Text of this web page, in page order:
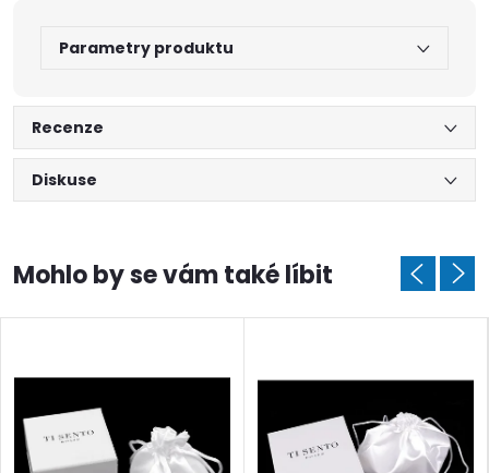
Parametry produktu
Recenze
Diskuse